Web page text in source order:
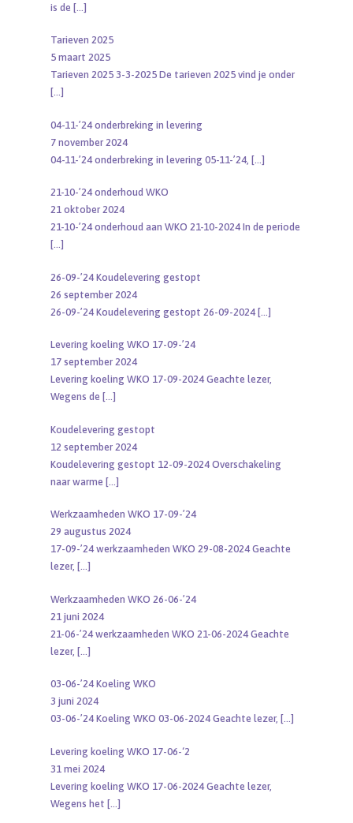
is de […]
Tarieven 2025
5 maart 2025
Tarieven 2025 3-3-2025 De tarieven 2025 vind je onder
[…]
04-11-’24 onderbreking in levering
7 november 2024
04-11-’24 onderbreking in levering 05-11-’24, […]
21-10-’24 onderhoud WKO
21 oktober 2024
21-10-’24 onderhoud aan WKO 21-10-2024 In de periode
[…]
26-09-’24 Koudelevering gestopt
26 september 2024
26-09-’24 Koudelevering gestopt 26-09-2024[…]
Levering koeling WKO 17-09-’24
17 september 2024
Levering koeling WKO 17-09-2024 Geachte lezer,
Wegens de […]
Koudelevering gestopt
12 september 2024
Koudelevering gestopt 12-09-2024 Overschakeling
naar warme […]
Werkzaamheden WKO 17-09-’24
29 augustus 2024
17-09-’24 werkzaamheden WKO 29-08-2024 Geachte
lezer, […]
Werkzaamheden WKO 26-06-’24
21 juni 2024
21-06-’24 werkzaamheden WKO 21-06-2024 Geachte
lezer, […]
03-06-’24 Koeling WKO
3 juni 2024
03-06-’24 Koeling WKO 03-06-2024 Geachte lezer, […]
Levering koeling WKO 17-06-‘2
31 mei 2024
Levering koeling WKO 17-06-2024 Geachte lezer,
Wegens het […]